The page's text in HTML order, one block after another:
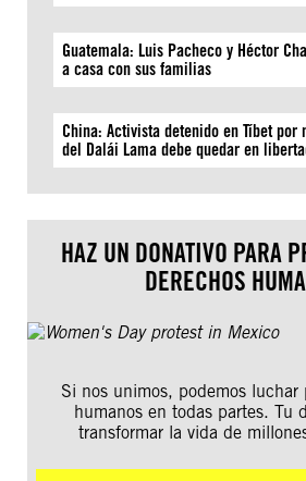
Guatemala: Luis Pacheco y Héctor
a casa con sus familias
China: Activista detenido en Tíbet por
del Dalái Lama debe quedar en
HAZ UN DONATIVO PARA
DERECHOS
Si nos unimos, podemos luchar
humanos en todas partes. Tu
transformar la vida de